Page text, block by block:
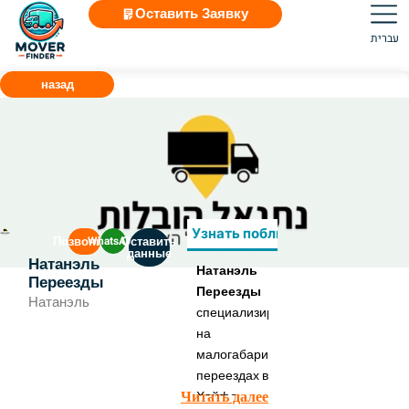
עברית
Оставить Заявку
назад
Натанэль
Переезды
Натанэль
Позвонить
WhatsAppОставить
данные
Узнать поближе
Натанэль
Переезды
специализируется
на
малогабаритных
переездах в
Хайфе,
Читать далее